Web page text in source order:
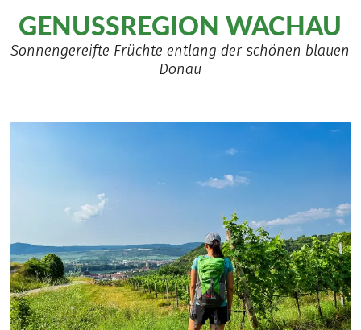
GENUSSREGION WACHAU
Sonnengereifte Früchte entlang der schönen blauen
Donau